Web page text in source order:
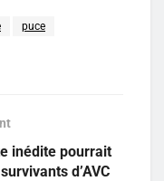
puce
inédite pourrait
d’AVC